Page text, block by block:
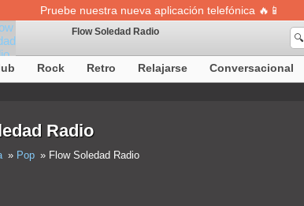
Pruebe nuestra nueva aplicación telefónica 🔥📱
🔍
Flow Soledad Radio
Rock Retro Relajarse Conversacional
Radio
Pop Flow Soledad Radio